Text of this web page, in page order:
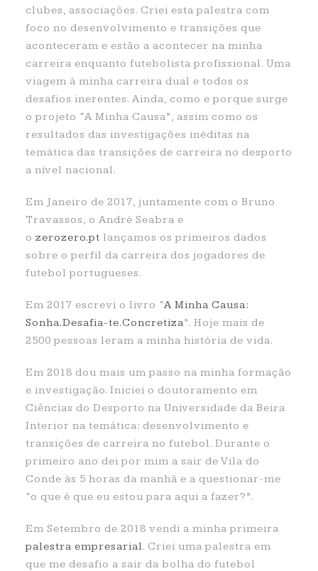
clubes, associações. Criei esta palestra com
foco no desenvolvimento e transições que
aconteceram e estão a acontecer na minha
carreira enquanto futebolista profissional. Uma
viagem à minha carreira dual e todos os
desafios inerentes. Ainda, como e porque surge
o projeto “A Minha Causa”, assim como os
resultados das investigações inéditas na
temática das transições de carreira no desporto
a nível nacional.
Em Janeiro de 2017, juntamente com o Bruno
Travassos, o André Seabra e
o zerozero.pt lançamos os primeiros dados
sobre o perfil da carreira dos jogadores de
futebol portugueses.
Em 2017 escrevi o livro “A Minha Causa:
Sonha.Desafia-te.Concretiza”. Hoje mais de
2500 pessoas leram a minha história de vida.
Em 2018 dou mais um passo na minha formação
e investigação. Iniciei o doutoramento em
Ciências do Desporto na Universidade da Beira
Interior na temática: desenvolvimento e
transições de carreira no futebol. Durante o
primeiro ano dei por mim a sair de Vila do
Conde às 5 horas da manhã e a questionar-me
“o que é que eu estou para aqui a fazer?”.
Em Setembro de 2018 vendi a minha primeira
palestra empresarial. Criei uma palestra em
que me desafio a sair da bolha do futebol